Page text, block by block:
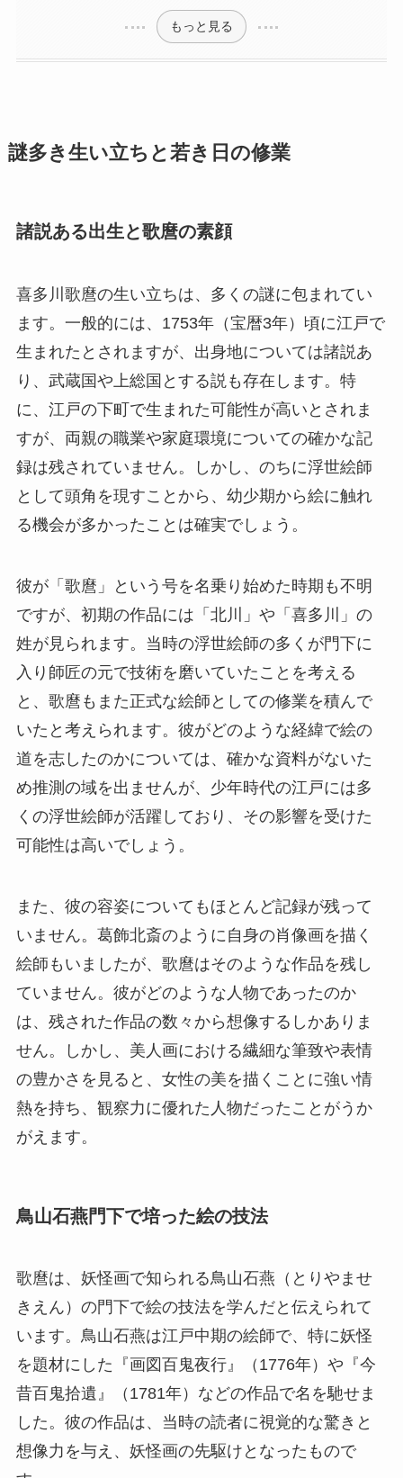
もっと見る
謎多き生い立ちと若き日の修業
諸説ある出生と歌麿の素顔
喜多川歌麿の生い立ちは、多くの謎に包まれてい
ます。一般的には、1753年（宝暦3年）頃に江戸で
生まれたとされますが、出身地については諸説あ
り、武蔵国や上総国とする説も存在します。特
に、江戸の下町で生まれた可能性が高いとされま
すが、両親の職業や家庭環境についての確かな記
録は残されていません。しかし、のちに浮世絵師
として頭角を現すことから、幼少期から絵に触れ
る機会が多かったことは確実でしょう。
彼が「歌麿」という号を名乗り始めた時期も不明
ですが、初期の作品には「北川」や「喜多川」の
姓が見られます。当時の浮世絵師の多くが門下に
入り師匠の元で技術を磨いていたことを考える
と、歌麿もまた正式な絵師としての修業を積んで
いたと考えられます。彼がどのような経緯で絵の
道を志したのかについては、確かな資料がないた
め推測の域を出ませんが、少年時代の江戸には多
くの浮世絵師が活躍しており、その影響を受けた
可能性は高いでしょう。
また、彼の容姿についてもほとんど記録が残って
いません。葛飾北斎のように自身の肖像画を描く
絵師もいましたが、歌麿はそのような作品を残し
ていません。彼がどのような人物であったのか
は、残された作品の数々から想像するしかありま
せん。しかし、美人画における繊細な筆致や表情
の豊かさを見ると、女性の美を描くことに強い情
熱を持ち、観察力に優れた人物だったことがうか
がえます。
鳥山石燕門下で培った絵の技法
歌麿は、妖怪画で知られる鳥山石燕（とりやませ
きえん）の門下で絵の技法を学んだと伝えられて
います。鳥山石燕は江戸中期の絵師で、特に妖怪
を題材にした『画図百鬼夜行』（1776年）や『今
昔百鬼拾遺』（1781年）などの作品で名を馳せま
した。彼の作品は、当時の読者に視覚的な驚きと
想像力を与え、妖怪画の先駆けとなったもので